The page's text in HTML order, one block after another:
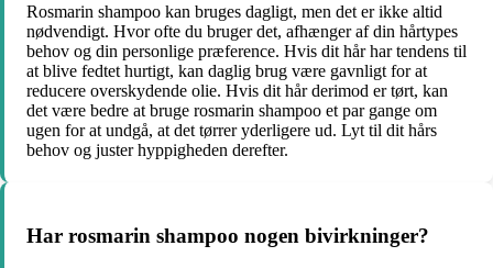
Rosmarin shampoo kan bruges dagligt, men det er ikke altid
nødvendigt. Hvor ofte du bruger det, afhænger af din hårtypes
behov og din personlige præference. Hvis dit hår har tendens til
at blive fedtet hurtigt, kan daglig brug være gavnligt for at
reducere overskydende olie. Hvis dit hår derimod er tørt, kan
det være bedre at bruge rosmarin shampoo et par gange om
ugen for at undgå, at det tørrer yderligere ud. Lyt til dit hårs
behov og juster hyppigheden derefter.
Har rosmarin shampoo nogen bivirkninger?